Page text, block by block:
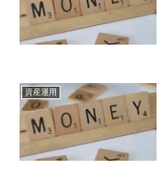
資産運用